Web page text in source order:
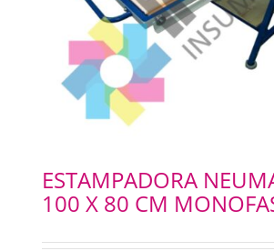
ESTAMPADORA
100 X 80 CM